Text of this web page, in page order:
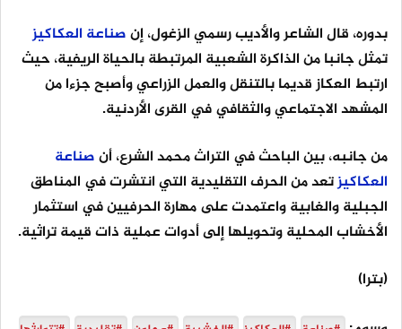
بدوره، قال الشاعر والأديب رسمي الزغول، إنصناعة العكاكيز
تمثل جانبا من الذاكرة الشعبية المرتبطة بالحياة الريفية، حيث
ارتبط العكاز قديما بالتنقل والعمل الزراعي وأصبح جزءا من
المشهد الاجتماعي والثقافي في القرى الأردنية.
من جانبه، بين الباحث في التراث محمد الشرع، أنصناعة
العكاكيزتعد من الحرف التقليدية التي انتشرت في المناطق
الجبلية والغابية واعتمدت على مهارة الحرفيين في استثمار
الأخشاب المحلية وتحويلها إلى أدوات عملية ذات قيمة تراثية.
(بترا)